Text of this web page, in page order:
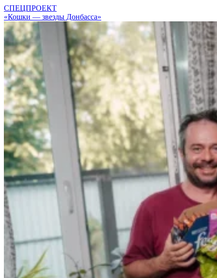
СПЕЦПРОЕКТ
«Кошки — звезды Донбасса»